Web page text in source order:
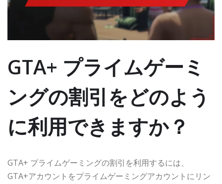
GTA+ プライムゲーミ
ングの割引をどのよう
に利用できますか？
GTA+ プライムゲーミングの割引を利用するには、
GTA+アカウントをプライムゲーミングアカウントにリン